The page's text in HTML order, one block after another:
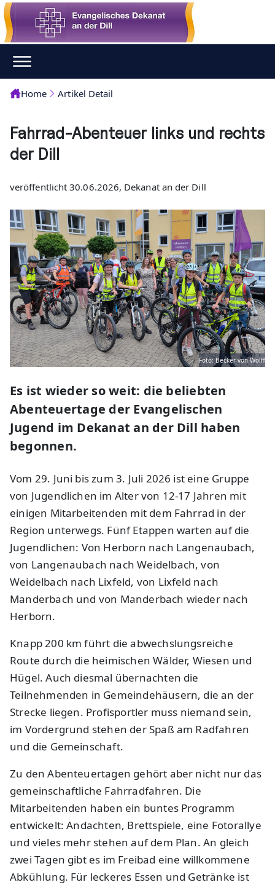
Home Artikel Detail
Fahrrad-Abenteuer links und rechts
der Dill
veröffentlicht 30.06.2026, Dekanat an der Dill
Foto: Becker-von Wolff
Es ist wieder so weit: die beliebten
Abenteuertage der Evangelischen
Jugend im Dekanat an der Dill haben
begonnen.
Vom 29. Juni bis zum 3. Juli 2026 ist eine Gruppe
von Jugendlichen im Alter von 12-17 Jahren mit
einigen Mitarbeitenden mit dem Fahrrad in der
Region unterwegs. Fünf Etappen warten auf die
Jugendlichen: Von Herborn nach Langenaubach,
von Langenaubach nach Weidelbach, von
Weidelbach nach Lixfeld, von Lixfeld nach
Manderbach und von Manderbach wieder nach
Herborn.
Knapp 200 km führt die abwechslungsreiche
Route durch die heimischen Wälder, Wiesen und
Hügel. Auch diesmal übernachten die
Teilnehmenden in Gemeindehäusern, die an der
Strecke liegen. Profisportler muss niemand sein,
im Vordergrund stehen der Spaß am Radfahren
und die Gemeinschaft.
Zu den Abenteuertagen gehört aber nicht nur das
gemeinschaftliche Fahrradfahren. Die
Mitarbeitenden haben ein buntes Programm
entwickelt: Andachten, Brettspiele, eine Fotorallye
und vieles mehr stehen auf dem Plan. An gleich
zwei Tagen gibt es im Freibad eine willkommene
Abkühlung. Für leckeres Essen und Getränke ist